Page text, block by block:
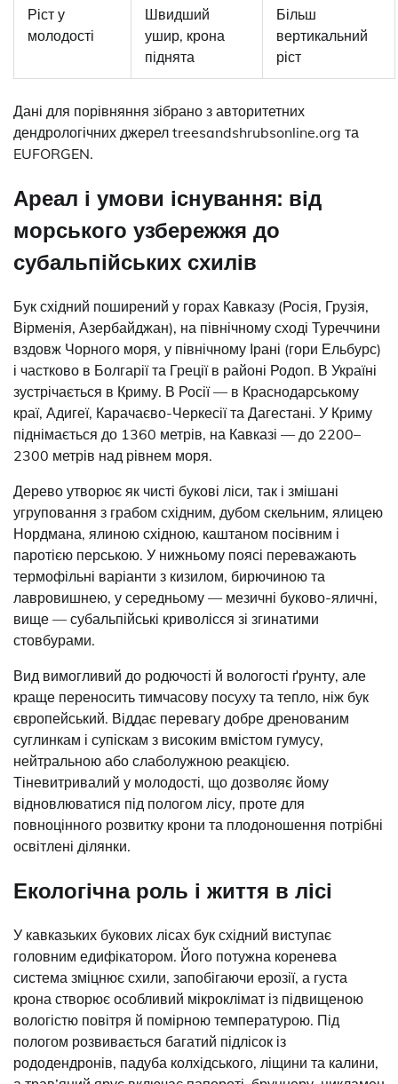
Ріст у
молодості
Швидший
ушир, крона
піднята
Більш
вертикальний
ріст
Дані для порівняння зібрано з авторитетних
дендрологічних джерел treesandshrubsonline.org та
EUFORGEN.
Ареал і умови існування: від
морського узбережжя до
субальпійських схилів
Бук східний поширений у горах Кавказу (Росія, Грузія,
Вірменія, Азербайджан), на північному сході Туреччини
вздовж Чорного моря, у північному Ірані (гори Ельбурс)
і частково в Болгарії та Греції в районі Родоп. В Україні
зустрічається в Криму. В Росії — в Краснодарському
краї, Адигеї, Карачаєво-Черкесії та Дагестані. У Криму
піднімається до 1360 метрів, на Кавказі — до 2200–
2300 метрів над рівнем моря.
Дерево утворює як чисті букові ліси, так і змішані
угруповання з грабом східним, дубом скельним, ялицею
Нордмана, ялиною східною, каштаном посівним і
паротією перською. У нижньому поясі переважають
термофільні варіанти з кизилом, бирючиною та
лавровишнею, у середньому — мезичні буково-яличні,
вище — субальпійські криволісся зі згинатими
стовбурами.
Вид вимогливий до родючості й вологості ґрунту, але
краще переносить тимчасову посуху та тепло, ніж бук
європейський. Віддає перевагу добре дренованим
суглинкам і супіскам з високим вмістом гумусу,
нейтральною або слаболужною реакцією.
Тіневитривалий у молодості, що дозволяє йому
відновлюватися під пологом лісу, проте для
повноцінного розвитку крони та плодоношення потрібні
освітлені ділянки.
Екологічна роль і життя в лісі
У кавказьких букових лісах бук східний виступає
головним едифікатором. Його потужна коренева
система зміцнює схили, запобігаючи ерозії, а густа
крона створює особливий мікроклімат із підвищеною
вологістю повітря й помірною температурою. Під
пологом розвивається багатий підлісок із
рододендронів, падуба колхідського, ліщини та калини,